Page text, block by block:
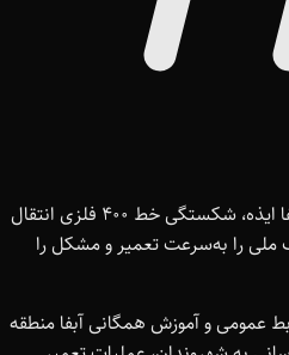
گروه عملیات و تعمیرات شبکه آبفا ایذه، شکستگی خط ۴۰۰ فلزی انتقال
را به‌سرعت تعمیر و مشکل را
نقل از روابط عمومی و آموزش همگانی آبفا منطقه